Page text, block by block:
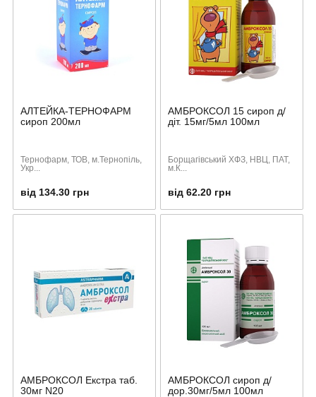
АЛТЕЙКА-ТЕРНОФАРМ
сироп 200мл
Тернофарм, ТОВ, м.Тернопіль,
Укр...
від 134.30 грн
АМБРОКСОЛ 15 сироп д/
діт. 15мг/5мл 100мл
Борщагівський ХФЗ, НВЦ, ПАТ,
м.К...
від 62.20 грн
АМБРОКСОЛ Екстра таб.
30мг N20
АМБРОКСОЛ сироп д/
дор.30мг/5мл 100мл